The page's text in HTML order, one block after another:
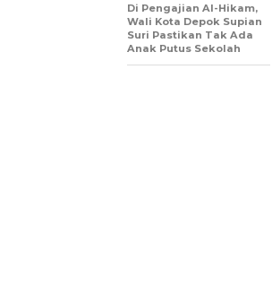
Di Pengajian Al-Hikam,
Wali Kota Depok Supian
Suri Pastikan Tak Ada
Anak Putus Sekolah